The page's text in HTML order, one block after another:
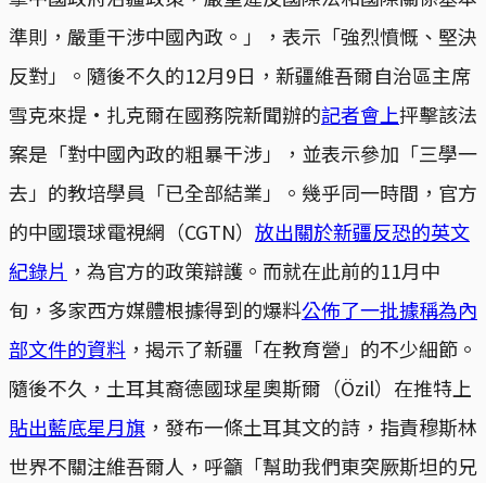
準則，嚴重干涉中國內政。」，表示「強烈憤慨、堅決
反對」。隨後不久的12月9日，新疆維吾爾自治區主席
雪克來提·扎克爾在國務院新聞辦的記者會上抨擊該法
案是「對中國內政的粗暴干涉」，並表示參加「三學一
去」的教培學員「已全部結業」。幾乎同一時間，官方
的中國環球電視網（CGTN） 放出關於新疆反恐的英文
紀錄片 ，為官方的政策辯護。而就在此前的11月中
旬，多家西方媒體根據得到的爆料公佈了一批據稱為內
部文件的資料 ，揭示了新疆「在教育營」的不少細節。
隨後不久，土耳其裔德國球星奧斯爾（Özil）在推特上
貼出藍底星月旗 ，發布一條土耳其文的詩，指責穆斯林
世界不關注維吾爾人，呼籲「幫助我們東突厥斯坦的兄